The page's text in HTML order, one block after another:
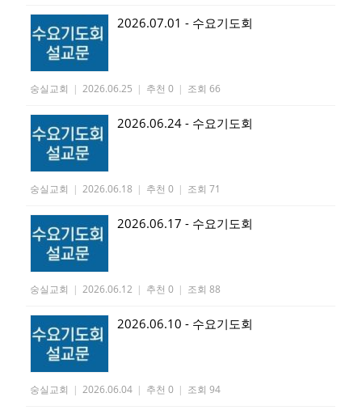
2026.07.01 - 수요기도회
숭실교회 | 2026.06.25 | 추천 0 | 조회 66
2026.06.24 - 수요기도회
숭실교회 | 2026.06.18 | 추천 0 | 조회 71
2026.06.17 - 수요기도회
숭실교회 | 2026.06.12 | 추천 0 | 조회 88
2026.06.10 - 수요기도회
숭실교회 | 2026.06.04 | 추천 0 | 조회 94